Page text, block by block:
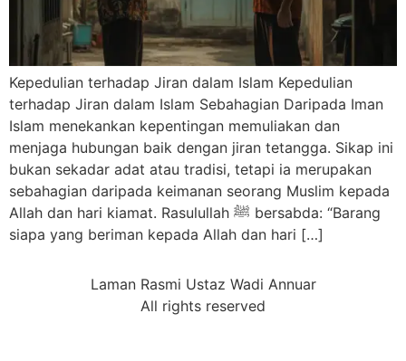
Kepedulian terhadap Jiran dalam Islam Kepedulian
terhadap Jiran dalam Islam Sebahagian Daripada Iman
Islam menekankan kepentingan memuliakan dan
menjaga hubungan baik dengan jiran tetangga. Sikap ini
bukan sekadar adat atau tradisi, tetapi ia merupakan
sebahagian daripada keimanan seorang Muslim kepada
Allah dan hari kiamat. Rasulullah ﷺ bersabda: “Barang
siapa yang beriman kepada Allah dan hari […]
Laman Rasmi Ustaz Wadi Annuar
All rights reserved